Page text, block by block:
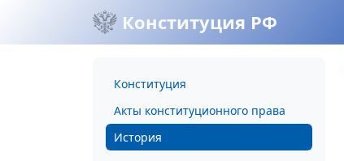
Конституция РФ
Конституция
Акты конституционного права
История